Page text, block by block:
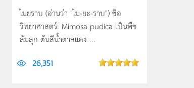
ไมยราบ (อ่านว่า "ไม-ยะ-ราบ") ชื่อ
วิทยาศาสตร์: Mimosa pudica เป็นพืช
ล้มลุก ต้นสีน้ำตาลแดง ...
26,351